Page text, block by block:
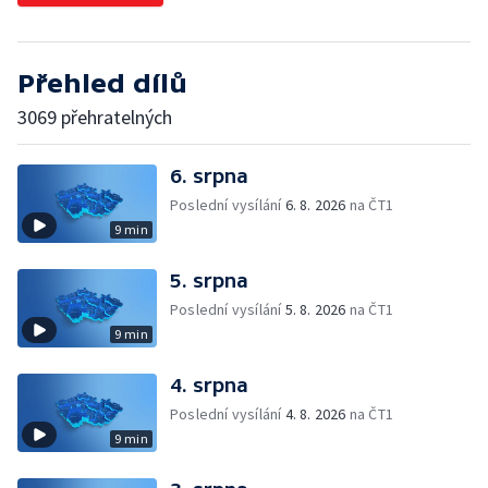
Přehled dílů
3069 přehratelných
9 min
6. srpna
Poslední vysílání6. 8. 2026 na ČT1
9 min
5. srpna
Poslední vysílání5. 8. 2026 na ČT1
9 min
4. srpna
Poslední vysílání4. 8. 2026 na ČT1